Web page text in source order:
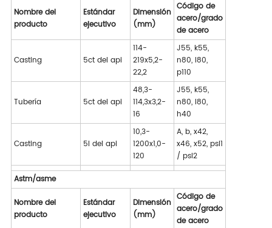
Nombre del
producto
Estándar
ejecutivo
Dimensión
(mm)
Código de
acero/grado
de acero
Casting 5ct del api
114-
219x5,2-
22,2
J55, k55,
n80, l80,
p110
Tubería 5ct del api
48,3-
114,3x3,2-
16
J55, k55,
n80, l80,
h40
Casting 5l del api
10,3-
1200x1,0-
120
A, b, x42,
x46, x52, psl1
/ psl2
Astm/asme
Nombre del
producto
Estándar
ejecutivo
Dimensión
(mm)
Código de
acero/grado
de acero